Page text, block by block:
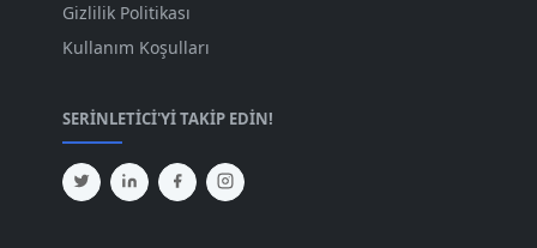
Mar 2023
Oca 2023 [87]
Ara 2022 [82]
Gizlilik Politikası
Kullanım Koşulları
SERINLETICI'YI TAKIP EDIN!